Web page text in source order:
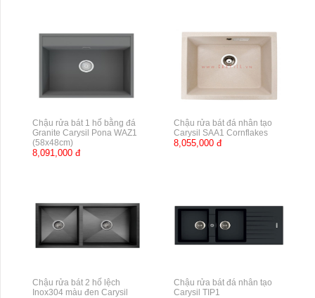
Chậu rửa bát 1 hố bằng đá
Granite Carysil Pona WAZ1
(58x48cm)
8,091,000 đ
Chậu rửa bát đá nhân tạo
Carysil SAA1 Cornflakes
8,055,000 đ
Chậu rửa bát 2 hố lệch
Inox304 màu đen Carysil
Chậu rửa bát đá nhân tạo
Carysil TIP1